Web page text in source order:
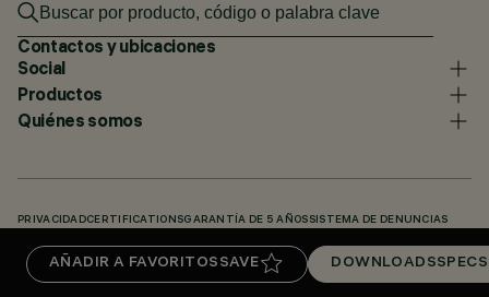
AÑADIR A FAVORITOS SAVE DOWNLOADSSPECS
Contactos y ubicaciones
Social
Productos
Quiénes somos
PRIVACIDADCERTIFICATIONSGARANTÍA DE 5 AÑOS SISTEMA DE DENUNCIAS
KNOWLEDGE BASE (LOGIN REQUIRED)DOWNLOADS